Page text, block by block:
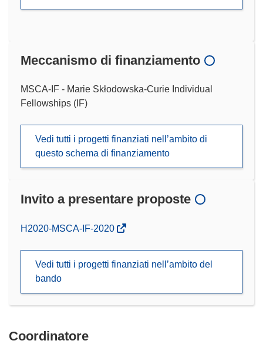
Meccanismo di finanziamento
MSCA-IF - Marie Skłodowska-Curie Individual
Fellowships (IF)
Vedi tutti i progetti finanziati nell’ambito di
questo schema di finanziamento
Invito a presentare proposte
(si
nuova
H2020-MSCA-IF-2020
Vedi tutti i progetti finanziati nell’ambito del
bando
Coordinatore